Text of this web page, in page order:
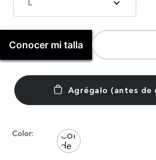
Conocer mi talla
Color: